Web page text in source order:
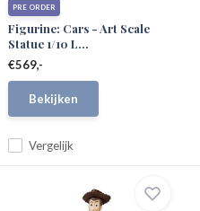
PRE ORDER
Figurine: Cars - Art Scale
Statue 1/10 L...
Vergelijk
€569,-
Bekijken